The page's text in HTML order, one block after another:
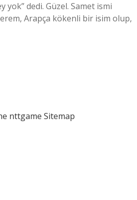
dedi. Güzel. Samet ismi
Arapça kökenli bir isim olup,
nttgame Sitemap